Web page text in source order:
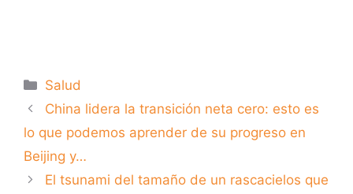
Categorías
Salud
China lidera la transición neta cero: esto es
lo que podemos aprender de su progreso en
Beijing y…
El tsunami del tamaño de un rascacielos que